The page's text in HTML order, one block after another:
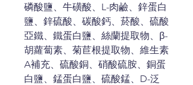
磷酸鹽、牛磺酸、L-肉鹼、鋅蛋白
鹽、鋅硫酸、碳酸鈣、菸酸、硫酸
亞鐵、鐵蛋白鹽、絲蘭提取物、β-
胡蘿蔔素、菊苣根提取物、維生素
A補充、硫酸銅、硝酸硫胺、銅蛋
白鹽、錳蛋白鹽、硫酸錳、D-泛